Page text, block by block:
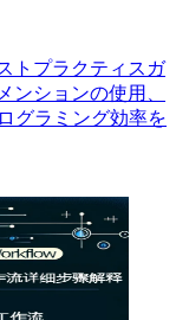
トプラクティスガ
ンションの使用、
グラミング効率を